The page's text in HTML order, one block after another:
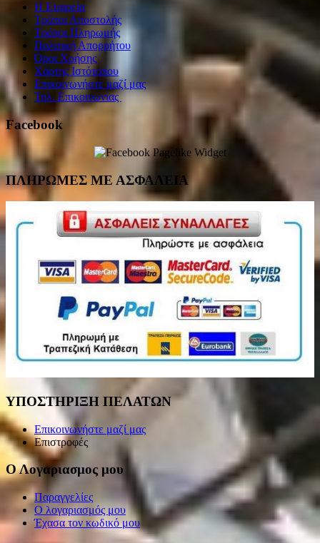
Η Εταιρεία
Τρόποι Αποστολής
Τρόποι Πληρωμής
Πολιτική Απορρήτου
Όροι Χρήσης
Χάρτης Ιστότοπου
Επικοινωνήστε μαζί μας
Τηλ. Επικοινωνίας
Facebook
ΠΛΗΡΩΜΕΣ ΜΕ ΑΣΦΑΛΕΙΑ
ΥΠΟΣΤΗΡΙΞΗ ΠΕΛΑΤΩΝ
Επικοινωνήστε μαζί μας
Επιστροφές
Ο Λογαριασμος μου
Παραγγελίες
Ο λογαριασμός μου
Έχασα τον κωδικό μου